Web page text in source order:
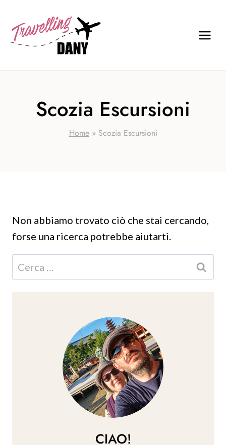
contenuto
Scozia Escursioni
Home» Scozia Escursioni
Non abbiamo trovato ciò che stai cercando,
forse una ricerca potrebbe aiutarti.
Ricerca
per:
CIAO!